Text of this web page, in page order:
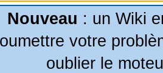
Nouveau : un Wiki
votre
oublier le